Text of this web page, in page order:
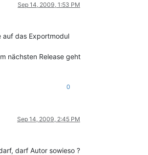
Sep 14, 2009, 1:53 PM
auf das Exportmodul
nächsten Release geht
0
Sep 14, 2009, 2:45 PM
darf Autor sowieso ?